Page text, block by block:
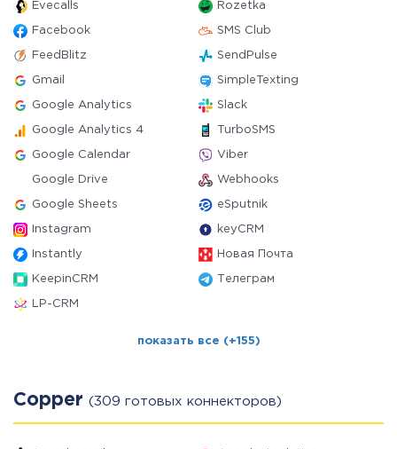
Evecalls Rozetka
Facebook SMS Club
FeedBlitz SendPulse
Gmail SimpleTexting
Google Analytics Slack
Google Analytics 4 TurboSMS
Google Calendar Viber
Google Drive Webhooks
Google Sheets eSputnik
Instagram keyCRM
Instantly Новая Почта
KeepinCRM Телеграм
LP-CRM
показать все (+155)
Copper (309 готовых коннекторов)